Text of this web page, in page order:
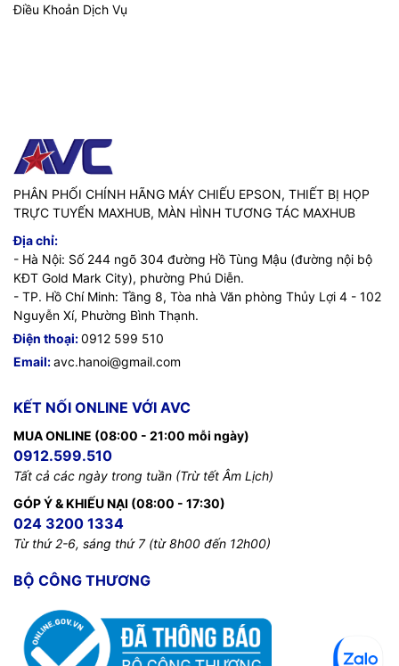
Điều Khoản Dịch Vụ
PHÂN PHỐI CHÍNH HÃNG MÁY CHIẾU EPSON, THIẾT BỊ HỌP
TRỰC TUYẾN MAXHUB, MÀN HÌNH TƯƠNG TÁC MAXHUB
Địa chỉ:
- Hà Nội: Số 244 ngõ 304 đường Hồ Tùng Mậu (đường nội bộ
KĐT Gold Mark City), phường Phú Diễn.
- TP. Hồ Chí Minh: Tầng 8, Tòa nhà Văn phòng Thủy Lợi 4 - 102
Nguyễn Xí, Phường Bình Thạnh.
Điện thoại:0912 599 510
Email:avc.hanoi@gmail.com
KẾT NỐI ONLINE VỚI AVC
MUA ONLINE (08:00 - 21:00 mỗi ngày)
0912.599.510
Tất cả các ngày trong tuần (Trừ tết Âm Lịch)
GÓP Ý & KHIẾU NẠI (08:00 - 17:30)
024 3200 1334
Từ thứ 2-6, sáng thứ 7 (từ 8h00 đến 12h00)
BỘ CÔNG THƯƠNG